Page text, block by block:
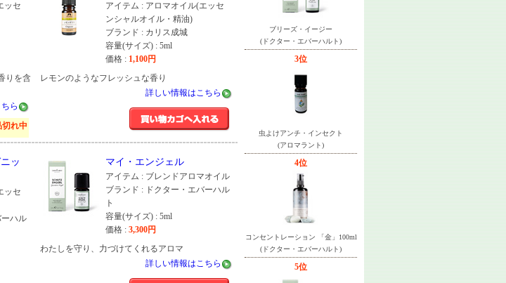
ッセ
りを含
ら
れ中
アイテム : アロマオイル(エッセ
ンシャルオイル・精油)
ブランド : カリス成城
容量(サイズ) : 5ml
価格 : 1,100円
レモンのようなフレッシュな香り
詳しい情報はこちら
ッ
ッセ
ハル
マイ・エンジェル
アイテム : ブレンドアロマオイル
ブランド : ドクター・エバーハル
ト
容量(サイズ) : 5ml
価格 : 3,300円
わたしを守り、力づけてくれるアロマ
詳しい情報はこちら
ブリーズ・イージー
(ドクター・エバーハルト)
3位
虫よけアンチ・インセクト
(アロマラント)
4位
コンセントレーション 「金」100ml
(ドクター・エバーハルト)
5位